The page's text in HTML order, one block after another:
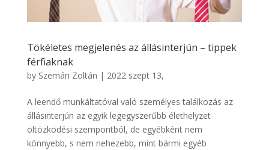
Tökéletes megjelenés az állásinterjún – tippek
férfiaknak
by Szemán Zoltán | 2022 szept 13,
A leendő munkáltatóval való személyes találkozás az
állásinterjún az egyik legegyszerűbb élethelyzet
öltözködési szempontból, de egyébként nem
könnyebb, s nem nehezebb, mint bármi egyéb